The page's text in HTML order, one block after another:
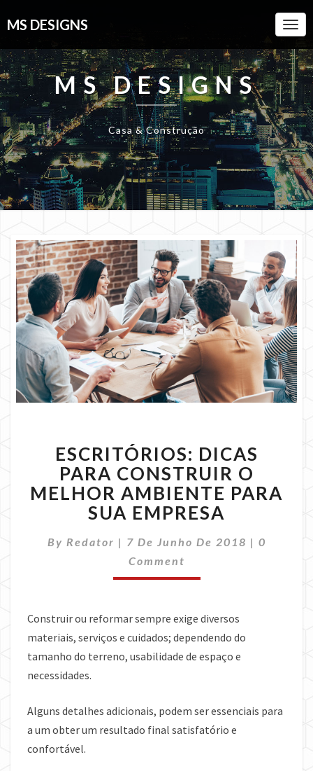
MS DESIGNS
MS DESIGNS
Casa & Construção
DICAS
PARA
CONSTRUIR
O
MELHOR
PARA
SUA
EMPRESA
ESCRITÓRIOS: DICAS
PARA CONSTRUIR O
MELHOR AMBIENTE PARA
SUA EMPRESA
By Redator | 7 De Junho De 2018 | 0
Comment
Construir ou reformar sempre exige diversos
materiais, serviços e cuidados; dependendo do
tamanho do terreno, usabilidade de espaço e
necessidades.
Alguns detalhes adicionais, podem ser essenciais para
a um obter um resultado final satisfatório e
confortável.